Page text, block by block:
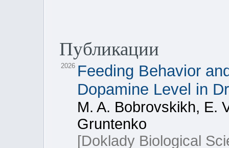
Публикации
2026 Feeding Behavior
Dopamine Level in
M. A. Bobrovskikh, E.
Gruntenko
[Doklady Biological